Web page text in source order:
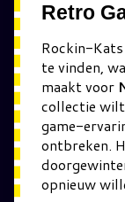
Retro
Rockin-
te vinden,
maakt voor
collectie
game-
ontbreken.
opnieuw